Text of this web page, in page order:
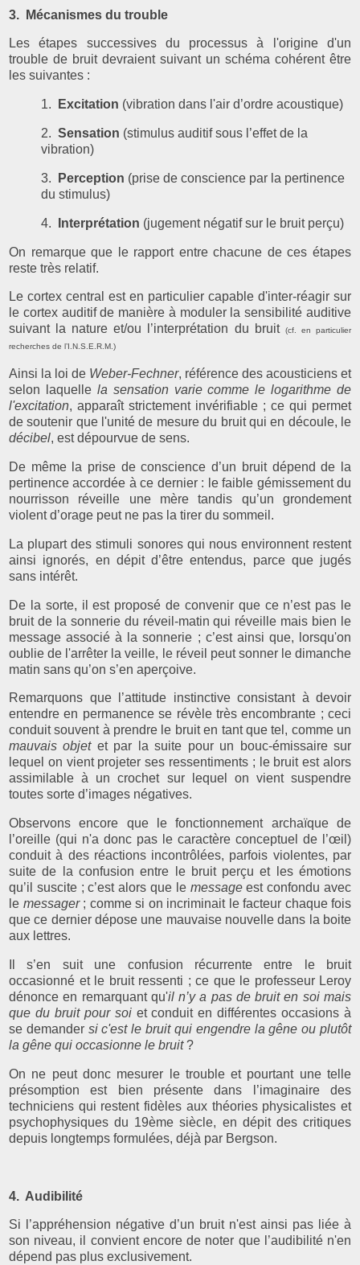
3. Mécanismes du trouble
Les étapes successives du processus à l'origine d'un
trouble de bruit devraient suivant un schéma cohérent être
les suivantes :
1. Excitation (vibration dans l'air d’ordre acoustique)
2. Sensation (stimulus auditif sous l’effet de la
vibration)
3. Perception (prise de conscience par la pertinence
du stimulus)
4. Interprétation (jugement négatif sur le bruit perçu)
On remarque que le rapport entre chacune de ces étapes
reste très relatif.
Le cortex central est en particulier capable d'inter-réagir sur
le cortex auditif de manière à moduler la sensibilité auditive
suivant la nature et/ou l’interprétation du bruit (cf. en particulier
recherches de l’I.N.S.E.R.M.)
Ainsi la loi de Weber-Fechner, référence des acousticiens et
selon laquelle la sensation varie comme le logarithme de
l'excitation, apparaît strictement invérifiable ; ce qui permet
de soutenir que l'unité de mesure du bruit qui en découle, le
décibel, est dépourvue de sens.
De même la prise de conscience d’un bruit dépend de la
pertinence accordée à ce dernier : le faible gémissement du
nourrisson réveille une mère tandis qu’un grondement
violent d’orage peut ne pas la tirer du sommeil.
La plupart des stimuli sonores qui nous environnent restent
ainsi ignorés, en dépit d’être entendus, parce que jugés
sans intérêt.
De la sorte, il est proposé de convenir que ce n’est pas le
bruit de la sonnerie du réveil-matin qui réveille mais bien le
message associé à la sonnerie ; c’est ainsi que, lorsqu'on
oublie de l'arrêter la veille, le réveil peut sonner le dimanche
matin sans qu’on s’en aperçoive.
Remarquons que l’attitude instinctive consistant à devoir
entendre en permanence se révèle très encombrante ; ceci
conduit souvent à prendre le bruit en tant que tel, comme un
mauvais objetet par la suite pour un bouc-émissaire sur
lequel on vient projeter ses ressentiments ; le bruit est alors
assimilable à un crochet sur lequel on vient suspendre
toutes sorte d’images négatives.
Observons encore que le fonctionnement archaïque de
l’oreille (qui n'a donc pas le caractère conceptuel de l’œil)
conduit à des réactions incontrôlées, parfois violentes, par
suite de la confusion entre le bruit perçu et les émotions
qu’il suscite ; c’est alors que le messageest confondu avec
le messager; comme si on incriminait le facteur chaque fois
que ce dernier dépose une mauvaise nouvelle dans la boite
aux lettres.
Il s’en suit une confusion récurrente entre le bruit
occasionné et le bruit ressenti ; ce que le professeur Leroy
dénonce en remarquant qu'il n’y a pas de bruit en soi mais
que du bruit pour soiet conduit en différentes occasions à
se demander si c'est le bruit qui engendre la gêne ou plutôt
la gêne qui occasionne le bruit?
On ne peut donc mesurer le trouble et pourtant une telle
présomption est bien présente dans l’imaginaire des
techniciens qui restent fidèles aux théories physicalistes et
psychophysiques du 19ème siècle, en dépit des critiques
depuis longtemps formulées, déjà par Bergson.
4. Audibilité
Si l’appréhension négative d’un bruit n'est ainsi pas liée à
son niveau, il convient encore de noter que l’audibilité n'en
dépend pas plus exclusivement.